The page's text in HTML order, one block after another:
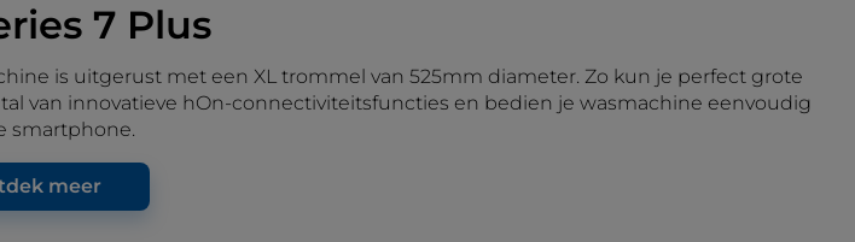
7 Plus
is uitgerust met een XL trommel van 525mm diameter. Zo kun je perfect grote
van innovatieve hOn-connectiviteitsfuncties en bedien je wasmachine eenvoudig
smartphone.
meer